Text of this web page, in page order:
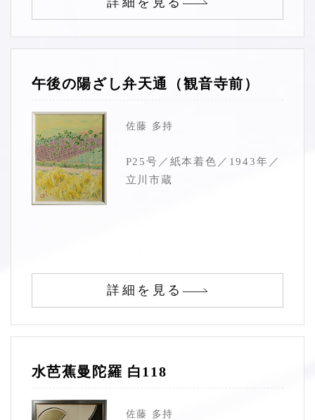
午後の陽ざし弁天通（観音寺前）
佐藤 多持
P25号／紙本着色／1943年／
立川市蔵
詳細を見る
水芭蕉曼陀羅 白118
佐藤 多持